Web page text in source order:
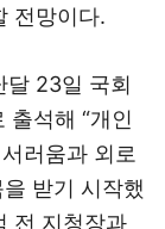
전망이다.
달 23일 국회
출석해 “개인
러움과 외로
받기 시작했
전 지청장과